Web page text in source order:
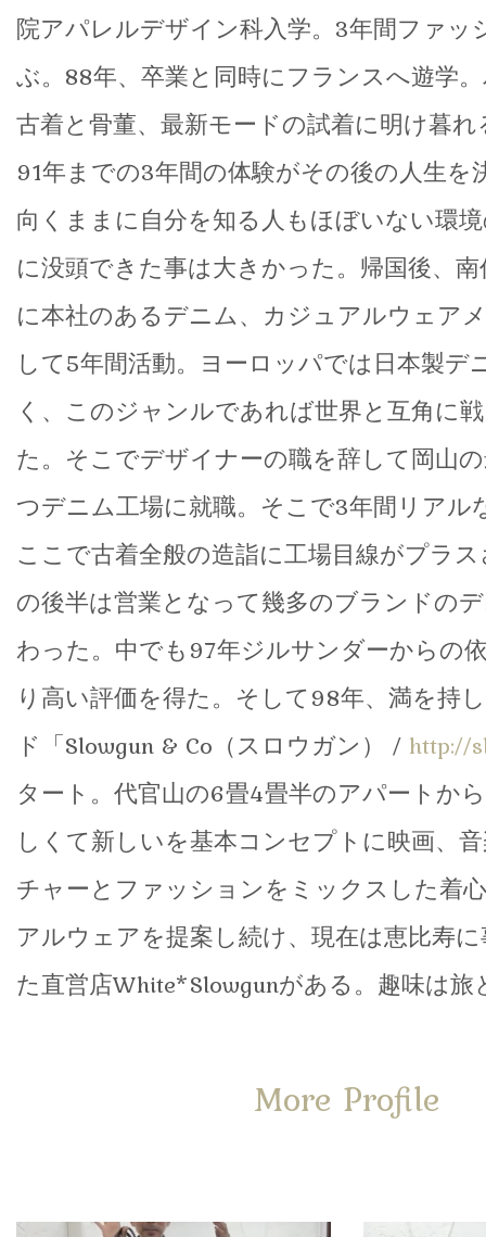
院アパレルデザイン科入学。3年間ファッ
ぶ。88年、卒業と同時にフランスへ遊学
古着と骨董、最新モードの試着に明け暮
91年までの3年間の体験がその後の人生を
向くままに自分を知る人もほぼいない環
に没頭できた事は大きかった。帰国後、
に本社のあるデニム、カジュアルウェア
して5年間活動。ヨーロッパでは日本製デ
く、このジャンルであれば世界と互角に
た。そこでデザイナーの職を辞して岡山
つデニム工場に就職。そこで3年間リアル
ここで古着全般の造詣に工場目線がプラ
の後半は営業となって幾多のブランドの
わった。中でも97年ジルサンダーからの
り高い評価を得た。そして98年、満を持
ド「Slowgun & Co（スロウガン） / http://
タート。代官山の6畳4畳半のアパートか
しくて新しいを基本コンセプトに映画、
チャーとファッションをミックスした着
アルウェアを提案し続け、現在は恵比寿
た直営店White*Slowgunがある。趣味は旅
More Profile